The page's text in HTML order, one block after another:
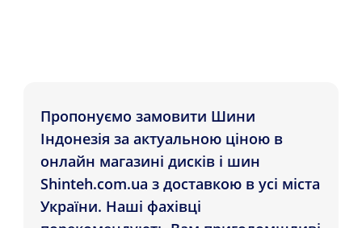
Пропонуємо замовити Шини
Індонезія за актуальною ціною в
онлайн магазині дисків і шин
Shinteh.com.ua з доставкою в усі міста
України. Наші фахівці